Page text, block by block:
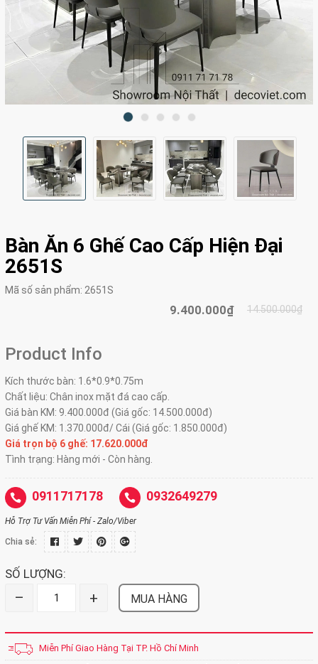
Bàn Ăn 6 Ghế Cao Cấp Hiện Đại
2651S
Mã số sản phẩm: 2651S
9.400.000₫ 14.500.000₫
Product Info
Kích thước bàn: 1.6*0.9*0.75m
Chất liệu: Chân inox mặt đá cao cấp.
Giá bàn KM: 9.400.000đ (Giá gốc: 14.500.000đ)
Giá ghế KM: 1.370.000đ/ Cái (Giá gốc: 1.850.000đ)
Giá trọn bộ 6 ghế: 17.620.000đ
Tình trạng: Hàng mới - Còn hàng.
0911717178 0932649279
Hỗ Trợ Tư Vấn Miễn Phí - Zalo/Viber
Chia sẻ:
SỐ LƯỢNG:
– + MUA HÀNG
Miễn Phí Giao Hàng Tại TP. Hồ Chí Minh